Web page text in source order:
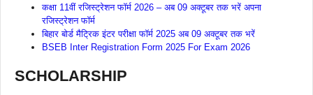
कक्षा 11वीं रजिस्ट्रेशन फॉर्म 2026 – अब 09 अक्टूबर तक भरें अपना
रजिस्ट्रेशन फॉर्म
बिहार बोर्ड मैट्रिक इंटर परीक्षा फॉर्म 2025 अब 09 अक्टूबर तक भरें
BSEB Inter Registration Form 2025 For Exam 2026
SCHOLARSHIP